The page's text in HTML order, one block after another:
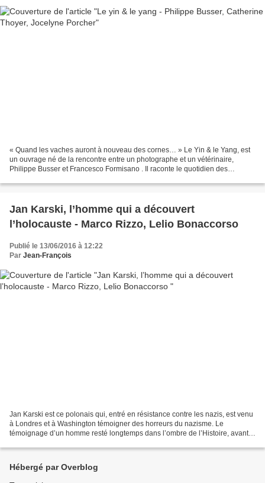
« Quand les vaches auront à nouveau des cornes… » Le Yin & le Yang, est
un ouvrage né de la rencontre entre un photographe et un vétérinaire,
Philippe Busser et Francesco Formisano . Il raconte le quotidien des
Jan Karski, l’homme qui a découvert
l’holocauste - Marco Rizzo, Lelio Bonaccorso
Publié le 13/06/2016 à 12:22
Par Jean-François
Jan Karski est ce polonais qui, entré en résistance contre les nazis, est venu
à Londres et à Washington témoigner des horreurs du nazisme. Le
témoignage d’un homme resté longtemps dans l’ombre de l’Histoire, avant
Hébergé par Overblog